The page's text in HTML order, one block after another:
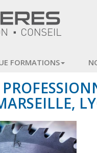
FORMATIONS